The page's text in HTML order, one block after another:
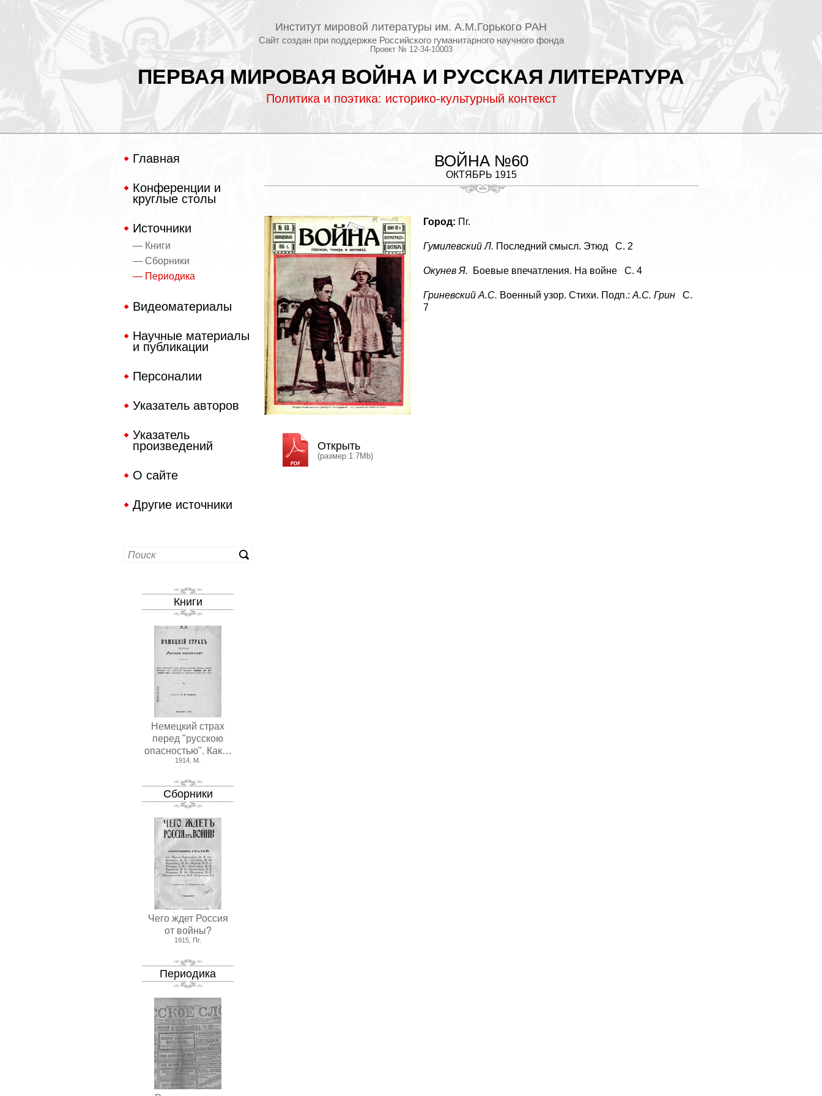
Институт мировой литературы им. А.М.Горького РАН
Сайт создан при поддержке Российского гуманитарного научного фонда
Проект № 12-34-10003
ПЕРВАЯ МИРОВАЯ ВОЙНА И РУССКАЯ ЛИТЕРАТУРА
Политика и поэтика: историко-культурный контекст
Главная
Конференции и
круглые столы
Источники
— Книги
— Сборники
— Периодика
Видеоматериалы
Научные материалы
и публикации
Персоналии
Указатель авторов
Указатель
произведений
О сайте
Другие источники
Книги
Немецкий страх
перед "русскою
опасностью". Как…
1914, М.
Сборники
Чего ждет Россия
от войны?
1915, Пг.
Периодика
ВОЙНА №60
ОКТЯБРЬ 1915
Открыть
(размер 1.7Mb)
Город: Пг.
Гумилевский Л. Последний смысл. Этюд С. 2
Окунев Я. Боевые впечатления. На войне С. 4
Гриневский А.С. Военный узор. Стихи. Подп.: А.С. Грин С.
7